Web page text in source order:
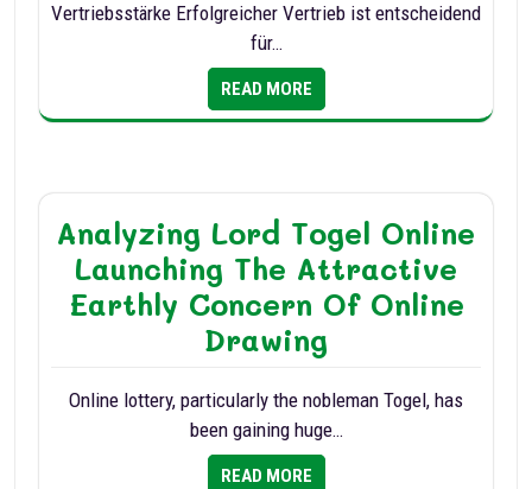
Vertriebsstärke Erfolgreicher Vertrieb ist entscheidend
für…
READ MORE
Analyzing Lord Togel Online
Launching The Attractive
Earthly Concern Of Online
Drawing
Online lottery, particularly the nobleman Togel, has
been gaining huge…
READ MORE